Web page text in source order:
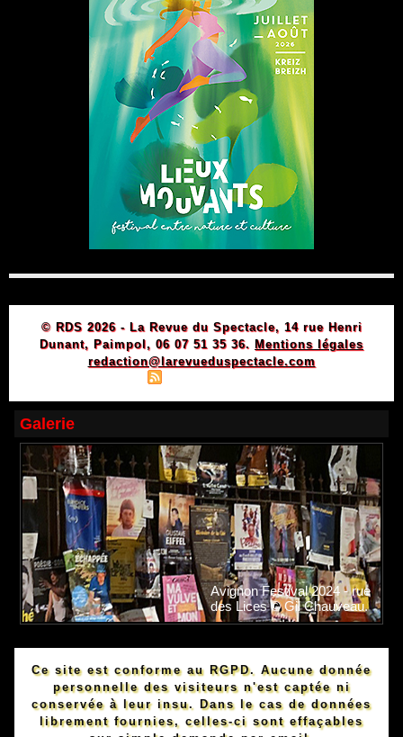
© RDS 2026 - La Revue du Spectacle, 14 rue Henri
Dunant, Paimpol, 06 07 51 35 36. Mentions légales
redaction@larevueduspectacle.com
Galerie
Avignon Festival 2024 - rue
des Lices © Gil Chauveau.
Ce site est conforme au RGPD. Aucune donnée
personnelle des visiteurs n'est captée ni
conservée à leur insu. Dans le cas de données
librement fournies, celles-ci sont effaçables